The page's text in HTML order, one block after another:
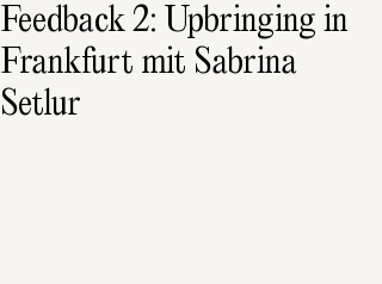
Feedback 2: Upbringing in
Frankfurt mit Sabrina
Setlur